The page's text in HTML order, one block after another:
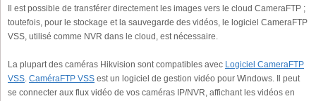
Il est possible de transférer directement les images vers le cloud CameraFTP ;
toutefois, pour le stockage et la sauvegarde des vidéos, le logiciel CameraFTP
VSS, utilisé comme NVR dans le cloud, est nécessaire.
La plupart des caméras Hikvision sont compatibles avec Logiciel CameraFTP
VSS. CaméraFTP VSS est un logiciel de gestion vidéo pour Windows. Il peut
se connecter aux flux vidéo de vos caméras IP/NVR, affichant les vidéos en